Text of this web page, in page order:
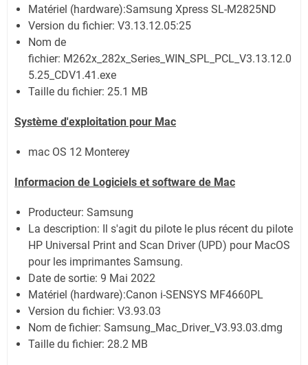
Matériel (hardware):Samsung Xpress SL-M2825ND
Version du fichier: V3.13.12.05:25
Nom de
fichier: M262x_282x_Series_WIN_SPL_PCL_V3.13.12.0
5.25_CDV1.41.exe
Taille du fichier: 25.1 MB
Système d'exploitation pour Mac
mac OS 12 Monterey
Informacion de Logiciels et software de Mac
Producteur: Samsung
La description: Il s'agit du pilote le plus récent du pilote
HP Universal Print and Scan Driver (UPD) pour MacOS
pour les imprimantes Samsung.
Date de sortie: 9 Mai 2022
Matériel (hardware):Canon i-SENSYS MF4660PL
Version du fichier: V3.93.03
Nom de fichier: Samsung_Mac_Driver_V3.93.03.dmg
Taille du fichier: 28.2 MB